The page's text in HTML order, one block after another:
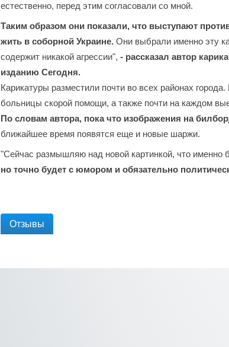
естественно, перед этим согласовали со мной.
Таким образом они показали, что выступают
жить в соборной Украине. Они выбрали именно эту
содержит никакой агрессии", - рассказал автор
изданию Сегодня.
Карикатуры разместили почти во всех районах
больницы скорой помощи, а также почти на каждом
По словам автора, пока что изображения на
ближайшее время появятся еще и новые шаржи.
"Сейчас размышляю над новой картинкой, что именно
но точно будет с юмором и обязательно
Отзывы